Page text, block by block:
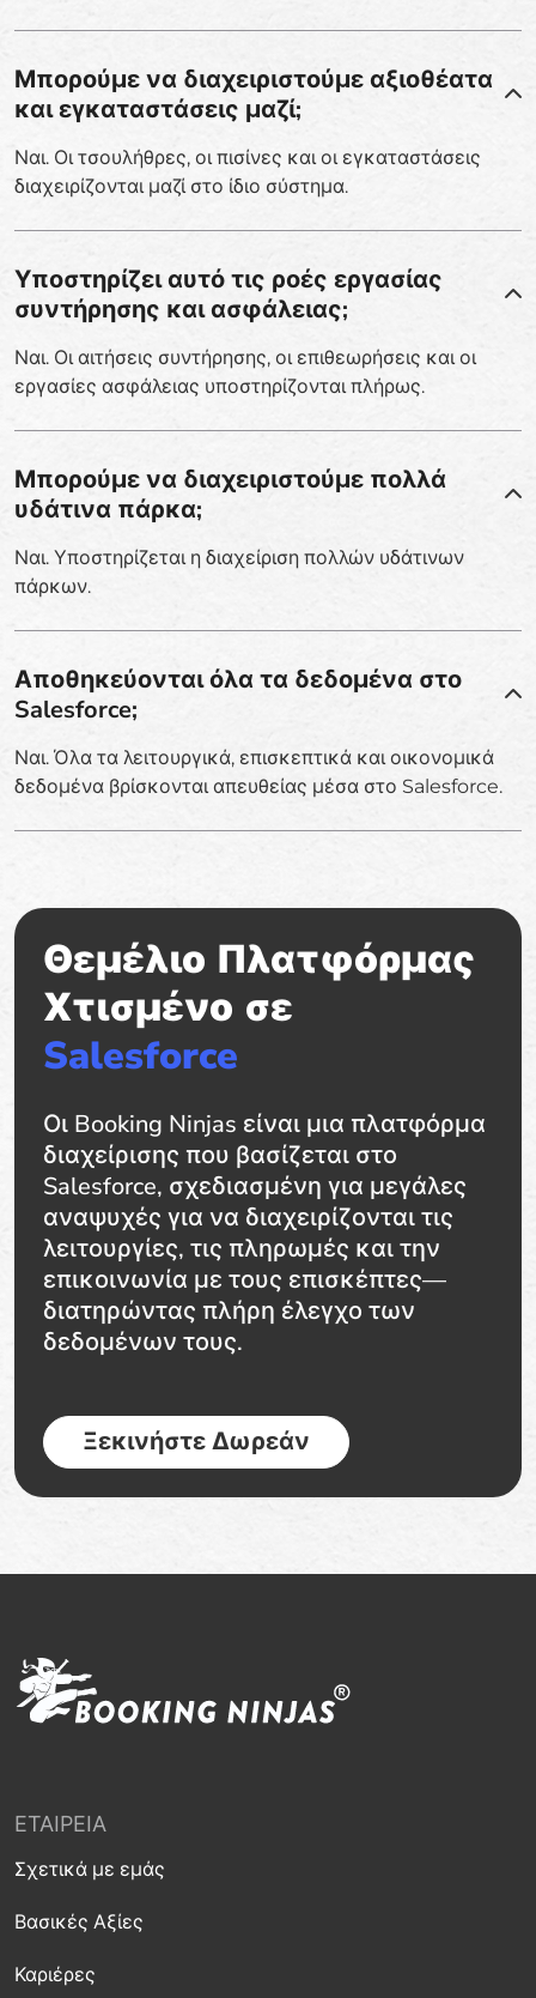
Μπορούμε να διαχειριστούμε αξιοθέατα
και εγκαταστάσεις μαζί;
Ναι. Οι τσουλήθρες, οι πισίνες και οι εγκαταστάσεις
διαχειρίζονται μαζί στο ίδιο σύστημα.
Υποστηρίζει αυτό τις ροές εργασίας
συντήρησης και ασφάλειας;
Ναι. Οι αιτήσεις συντήρησης, οι επιθεωρήσεις και οι
εργασίες ασφάλειας υποστηρίζονται πλήρως.
Μπορούμε να διαχειριστούμε πολλά
υδάτινα πάρκα;
Ναι. Υποστηρίζεται η διαχείριση πολλών υδάτινων
πάρκων.
Αποθηκεύονται όλα τα δεδομένα στο
Salesforce;
Ναι. Όλα τα λειτουργικά, επισκεπτικά και οικονομικά
δεδομένα βρίσκονται απευθείας μέσα στο Salesforce.
Θεμέλιο Πλατφόρμας
Χτισμένο σε
Salesforce
Οι Booking Ninjas είναι μια πλατφόρμα
διαχείρισης που βασίζεται στο
Salesforce, σχεδιασμένη για μεγάλες
αναψυχές για να διαχειρίζονται τις
λειτουργίες, τις πληρωμές και την
επικοινωνία με τους επισκέπτες—
διατηρώντας πλήρη έλεγχο των
δεδομένων τους.
Ξεκινήστε Δωρεάν
ΕΤΑΙΡΕΊΑ
Σχετικά με εμάς
Βασικές Αξίες
Καριέρες